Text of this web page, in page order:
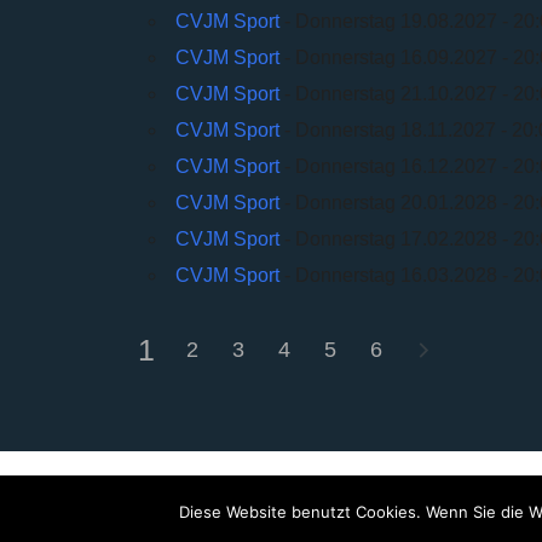
CVJM Sport- Donnerstag 19.08.2027 -
CVJM Sport- Donnerstag 16.09.2027 -
CVJM Sport- Donnerstag 21.10.2027 -
CVJM Sport- Donnerstag 18.11.2027 -
CVJM Sport- Donnerstag 16.12.2027 -
CVJM Sport- Donnerstag 20.01.2028 -
CVJM Sport- Donnerstag 17.02.2028 -
CVJM Sport- Donnerstag 16.03.2028 -
1 2 3 4 5 6
Copyright
Diese Website benutzt Cookies. Wenn Sie die